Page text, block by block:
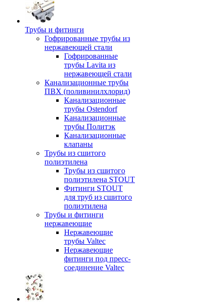
Трубы и фитинги
Гофрированные трубы из
нержавеющей стали
Гофрированные
трубы Lavita из
нержавеющей стали
Канализационные трубы
ПВХ (поливинилхлорид)
Канализационные
трубы Ostendorf
Канализационные
трубы Политэк
Канализационные
клапаны
Трубы из сшитого
полиэтилена
Трубы из сшитого
полиэтилена STOUT
Фитинги STOUT
для труб из сшитого
полиэтилена
Трубы и фитинги
нержавеющие
Нержавеющие
трубы Valtec
Нержавеющие
фитинги под пресс-
соединение Valtec